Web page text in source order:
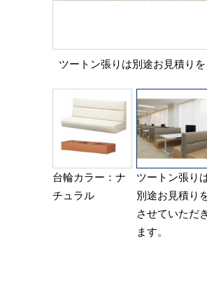
ツートン張りは別途お見積りを
台輪カラー：ナ
チュラル
ツートン張り
別途お見積り
させていただき
ます。